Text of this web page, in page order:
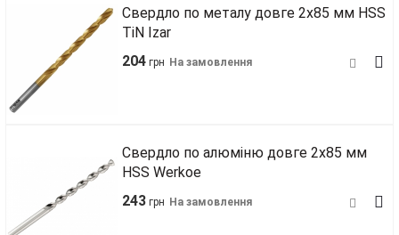
Свердло по металу довге 2х85 мм HSS
TiN Izar
204 грн На замовлення
Свердло по алюміню довге 2х85 мм
HSS Werkoe
243 грн На замовлення